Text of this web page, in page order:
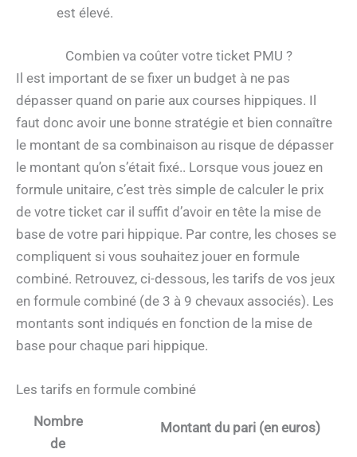
est élevé.
Combien va coûter votre ticket PMU ?
Il est important de se fixer un budget à ne pas
dépasser quand on parie aux courses hippiques. Il
faut donc avoir une bonne stratégie et bien connaître
le montant de sa combinaison au risque de dépasser
le montant qu’on s’était fixé.. Lorsque vous jouez en
formule unitaire, c’est très simple de calculer le prix
de votre ticket car il suffit d’avoir en tête la mise de
base de votre pari hippique. Par contre, les choses se
compliquent si vous souhaitez jouer en formule
combiné. Retrouvez, ci-dessous, les tarifs de vos jeux
en formule combiné (de 3 à 9 chevaux associés). Les
montants sont indiqués en fonction de la mise de
base pour chaque pari hippique.
Les tarifs en formule combiné
Nombre
de
Montant du pari (en euros)